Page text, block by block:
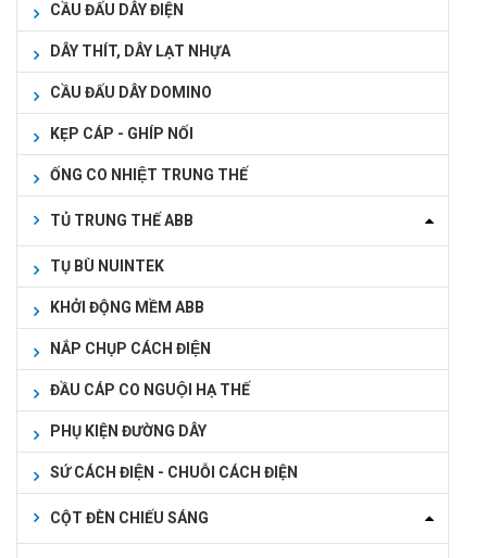
CẦU ĐẤU DÂY ĐIỆN
DÂY THÍT, DÂY LẠT NHỰA
CẦU ĐẤU DÂY DOMINO
KẸP CÁP - GHÍP NỐI
ỐNG CO NHIỆT TRUNG THẾ
TỦ TRUNG THẾ ABB
TỤ BÙ NUINTEK
KHỞI ĐỘNG MỀM ABB
NẮP CHỤP CÁCH ĐIỆN
ĐẦU CÁP CO NGUỘI HẠ THẾ
PHỤ KIỆN ĐƯỜNG DÂY
SỨ CÁCH ĐIỆN - CHUỖI CÁCH ĐIỆN
CỘT ĐÈN CHIẾU SÁNG